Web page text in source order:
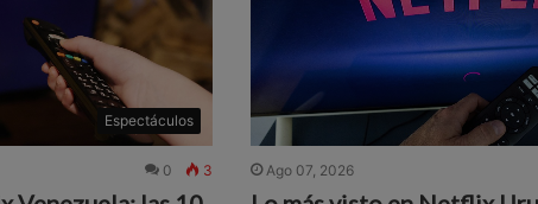
Espectáculos
0 3 Ago 07, 2026